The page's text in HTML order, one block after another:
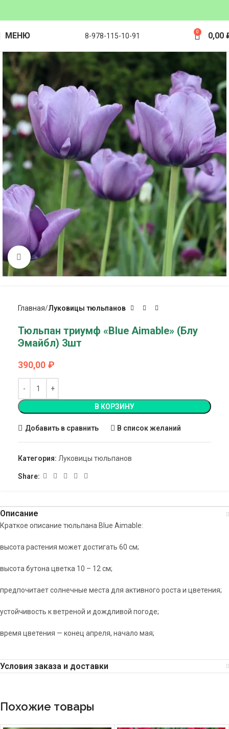
МЕНЮ 8-978-115-10-91 0 0,00
Click to enlarge
Главная Луковицы тюльпанов
Тюльпан триумф «Blue Aimable» (Блу
Эмайбл) 3шт
390,00 ₽
В КОРЗИНУ
Добавить в сравнить В список желаний
Категория: Луковицы тюльпанов
Share:
Описание
Краткое описание тюльпана Blue Aimable:
высота растения может достигать 60 см;
высота бутона цветка 10 – 12 см;
предпочитает солнечные места для активного роста и цветения;
устойчивость к ветреной и дождливой погоде;
время цветения — конец апреля, начало мая;
Условия заказа и доставки
Похожие товары